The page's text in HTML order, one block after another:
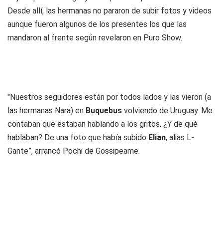
Desde allí, las hermanas no pararon de subir fotos y videos
aunque fueron algunos de los presentes los que las
mandaron al frente según revelaron en Puro Show.
"Nuestros seguidores están por todos lados y las vieron (a
las hermanas Nara) en Buquebus volviendo de Uruguay. Me
contaban que estaban hablando a los gritos. ¿Y de qué
hablaban? De una foto que había subido Elian, alias L-
Gante”, arrancó Pochi de Gossipeame.